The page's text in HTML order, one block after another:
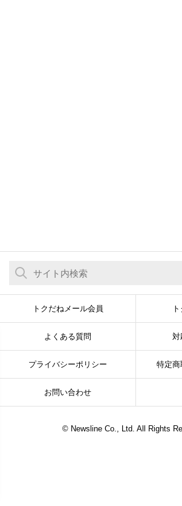
トクだねメール会員
よくある質問 対
プライバシーポリシー 特定商
お問い合わせ
© Newsline Co., Ltd. All Rights